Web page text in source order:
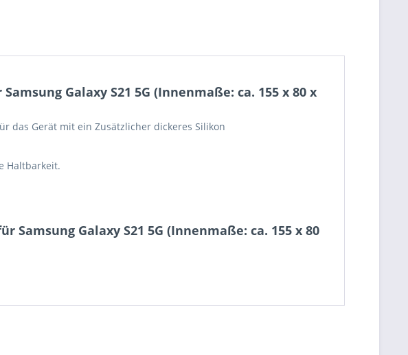
Galaxy S21 5G (Innenmaße: ca. 155 x 80 x
das Gerät mit ein Zusätzlicher dickeres Silikon
Haltbarkeit.
Galaxy S21 5G (Innenmaße: ca. 155 x 80